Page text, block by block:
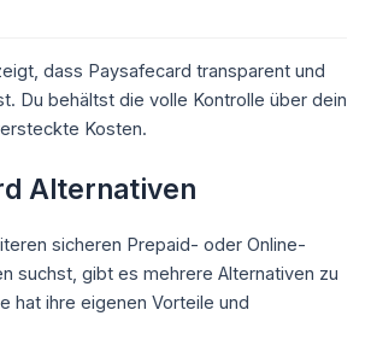
dass Paysafecard transparent und
Du behältst die volle Kontrolle über dein
Kosten.
Alternativen
sicheren Prepaid- oder Online-
suchst, gibt es mehrere Alternativen zu
hat ihre eigenen Vorteile und